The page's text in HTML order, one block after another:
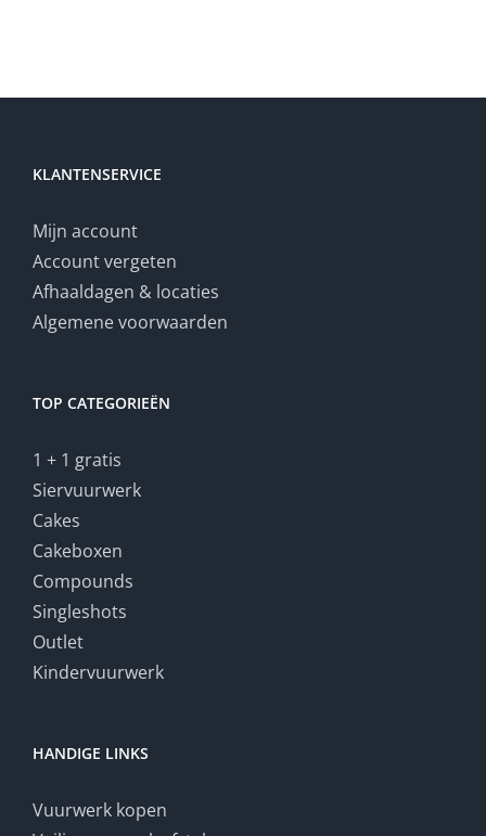
KLANTENSERVICE
Mijn account
Account vergeten
Afhaaldagen & locaties
Algemene voorwaarden
TOP CATEGORIEËN
1 + 1 gratis
Siervuurwerk
Cakes
Cakeboxen
Compounds
Singleshots
Outlet
Kindervuurwerk
HANDIGE LINKS
Vuurwerk kopen